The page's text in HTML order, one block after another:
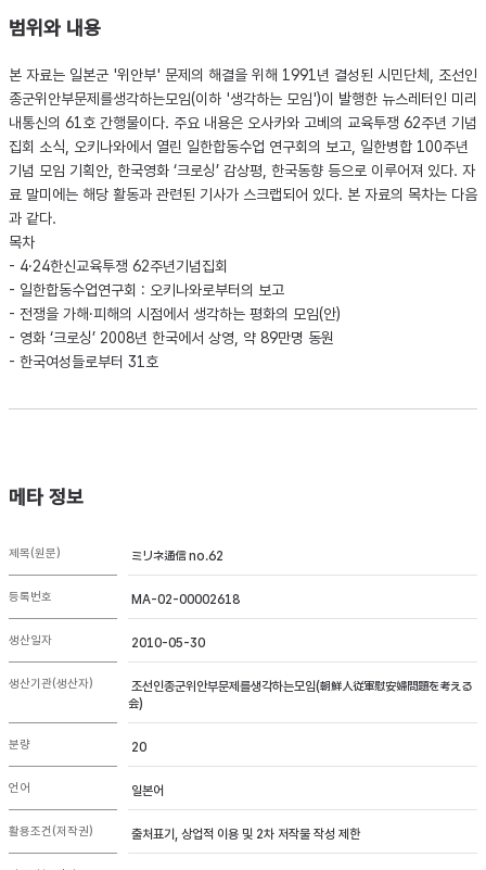
범위와 내용
본 자료는 일본군 '위안부' 문제의 해결을 위해 1991년 결성된 시민단체, 조선인
종군위안부문제를생각하는모임(이하 '생각하는 모임')이 발행한 뉴스레터인 미리
내통신의 61호 간행물이다. 주요 내용은 오사카와 고베의 교육투쟁 62주년 기념
집회 소식, 오키나와에서 열린 일한합동수업 연구회의 보고, 일한병합 100주년
기념 모임 기획안, 한국영화 ‘크로싱’ 감상평, 한국동향 등으로 이루어져 있다. 자
료 말미에는 해당 활동과 관련된 기사가 스크랩되어 있다. 본 자료의 목차는 다음
과 같다.
목차
- 4·24한신교육투쟁 62주년기념집회
- 일한합동수업연구회 : 오키나와로부터의 보고
- 전쟁을 가해·피해의 시점에서 생각하는 평화의 모임(안)
- 영화 ‘크로싱’ 2008년 한국에서 상영, 약 89만명 동원
- 한국여성들로부터 31호
메타 정보
제목(원문) ミリネ通信 no.62
등록번호 MA-02-00002618
생산일자 2010-05-30
생산기관(생산자)
조선인종군위안부문제를생각하는모임(朝鮮人従軍慰安婦問題を考える
会)
분량 20
언어 일본어
활용조건(저작권) 출처표기, 상업적 이용 및 2차 저작물 작성 제한